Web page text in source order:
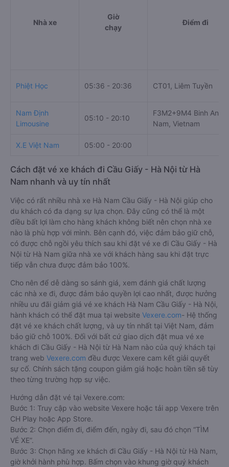
Nhà xe
Giờ
chạy
Điểm đi
Phiệt Học 05:36 - 20:36 CT01, Liêm Tuyền
Nam Định
Limousine
05:10 - 20:10
F3M2+9M4 Binh An,
Nam, Vietnam
X.E Việt Nam 05:00 - 20:00
Cách đặt vé xe khách đi Cầu Giấy - Hà Nội từ Hà
Nam nhanh và uy tín nhất
Việc có rất nhiều nhà xe Hà Nam Cầu Giấy - Hà Nội giúp cho
du khách có đa dạng sự lựa chọn. Đây cũng có thể là một
điều bất lợi làm cho hàng khách không biết nên chọn nhà xe
nào là phù hợp với mình. Bên cạnh đó, việc đảm bảo giữ chỗ,
có được chỗ ngồi yêu thích sau khi đặt vé xe đi Cầu Giấy - Hà
Nội từ Hà Nam giữa nhà xe với khách hàng sau khi đặt trực
tiếp vẫn chưa được đảm bảo 100%.
Cho nên để dễ dàng so sánh giá, xem đánh giá chất lượng
các nhà xe đi, được đảm bảo quyền lợi cao nhất, được hưởng
nhiều ưu đãi giảm giá vé xe khách Hà Nam Cầu Giấy - Hà Nội,
hành khách có thể đặt mua tại website Vexere.com- Hệ thống
đặt vé xe khách chất lượng, và uy tín nhất tại Việt Nam, đảm
bảo giữ chỗ 100%. Đối với bất cứ giao dịch đặt mua vé xe
khách đi Cầu Giấy - Hà Nội từ Hà Nam nào của quý khách tại
trang web Vexere.com đều được Vexere cam kết giải quyết
sự cố. Chính sách tặng coupon giảm giá hoặc hoàn tiền sẽ tùy
theo từng trường hợp sự việc.
Hướng dẫn đặt vé tại Vexere.com:
Bước 1: Truy cập vào website Vexere hoặc tải app Vexere trên
CH Play hoặc App Store.
Bước 2: Chọn điểm đi, điểm đến, ngày đi, sau đó chọn “TÌM
VÉ XE”.
Bước 3: Chọn hãng xe khách đi Cầu Giấy - Hà Nội từ Hà Nam,
giờ khởi hành phù hợp. Bấm chọn vào khung giờ quý khách